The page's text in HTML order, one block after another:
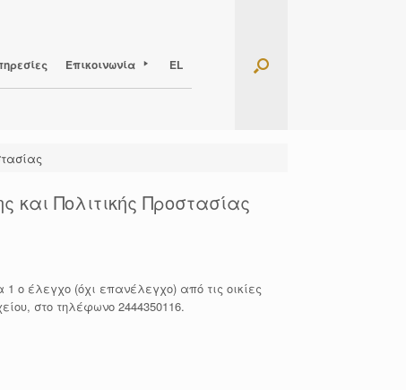
Επικοινωνία EL
και Πολιτικής Προστασίας
1 ο έλεγχο (όχι επανέλεγχο) από τις οικίες
στο τηλέφωνο 2444350116.